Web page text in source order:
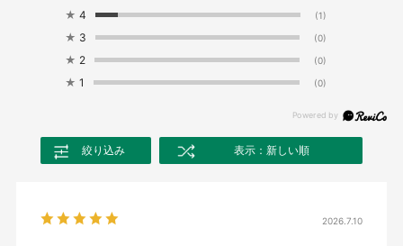
★ 4 (1)
★ 3 (0)
★ 2 (0)
★ 1 (0)
絞り込み 表示：新しい順
2026.7.10